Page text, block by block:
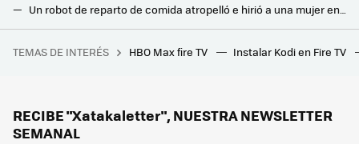
Un robot de reparto de comida atropelló e hirió a una mujer en la calle. La disculpa de la empresa: códigos promocionales
Los paneles solares de esta bodega italiana ahorran en energía, pero también mejoran en algo inesperado: la calidad del vino
Un joven de 19 años hackeó el iPhone, fue contratado por Apple y terminó despedido por no contestar a un correo
TEMAS DE INTERÉS HBO Max fire TV Instalar Kodi en Fire TV
RECIBE "Xatakaletter", NUESTRA NEWSLETTER
SEMANAL